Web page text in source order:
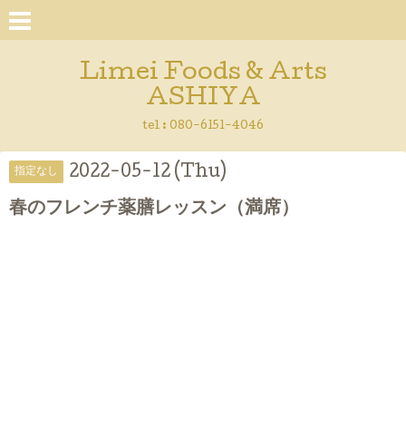
Limei Foods & Arts
ASHIYA
tel : 080-6151-4046
指定なし 2022-05-12 (Thu)
春のフレンチ薬膳レッスン（満席）